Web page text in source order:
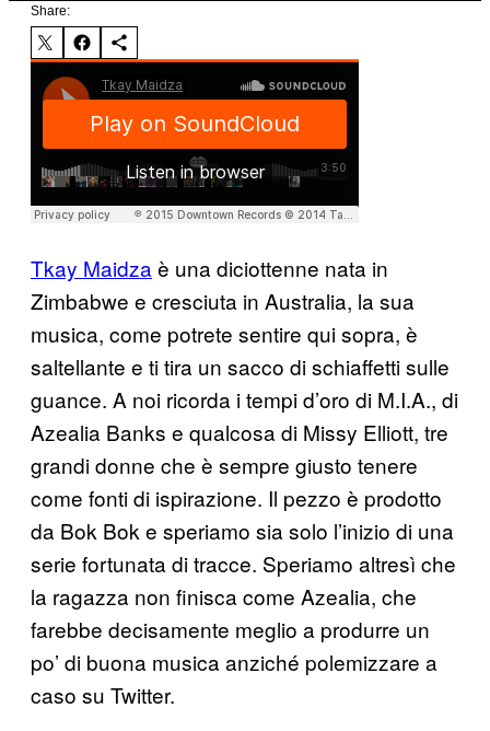
Share:
Tkay Maidza è una diciottenne nata in
Zimbabwe e cresciuta in Australia, la sua
musica, come potrete sentire qui sopra, è
saltellante e ti tira un sacco di schiaffetti sulle
guance. A noi ricorda i tempi d’oro di M.I.A., di
Azealia Banks e qualcosa di Missy Elliott, tre
grandi donne che è sempre giusto tenere
come fonti di ispirazione. Il pezzo è prodotto
da Bok Bok e speriamo sia solo l’inizio di una
serie fortunata di tracce. Speriamo altresì che
la ragazza non finisca come Azealia, che
farebbe decisamente meglio a produrre un
po’ di buona musica anziché polemizzare a
caso su Twitter.